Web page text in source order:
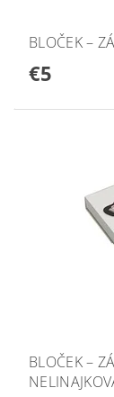
BLOČEK –
€5
BLOČEK –